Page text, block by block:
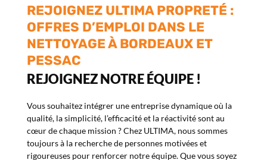
REJOIGNEZ ULTIMA PROPRETÉ :
OFFRES D’EMPLOI DANS LE
NETTOYAGE À BORDEAUX ET
PESSAC
REJOIGNEZ NOTRE ÉQUIPE !
Vous souhaitez intégrer une entreprise dynamique où la
qualité, la simplicité, l’efficacité et la réactivité sont au
cœur de chaque mission ? Chez ULTIMA, nous sommes
toujours à la recherche de personnes motivées et
rigoureuses pour renforcer notre équipe. Que vous soyez